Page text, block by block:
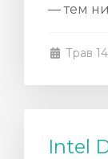
— тем
Трав
Intel